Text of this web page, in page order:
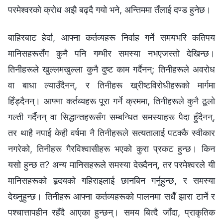
परमेश्‍वरको क्रोध अझै बढ्दै गयो भने, अन्तिममा तँलाई दण्ड हुनेछ।
बाहिरबाट हेर्दा, आफ्ना कर्तव्यहरू निर्वाह गर्ने समयभरि कतिपय
मानिसहरूसँग कुनै पनि गम्भीर समस्या नभएजस्तो देखिन्छ।
तिनीहरूले खुल्लमखुल्ला कुनै दुष्ट काम गर्दैनन्; तिनीहरूले अवरोध
वा बाधा ल्याउँदैनन्, र तिनीहरू ख्रीष्टविरोधीहरूको मार्गमा
हिँड्दैनन्। आफ्ना कर्तव्यहरू पूरा गर्ने क्रममा, तिनीहरूले कुनै ठूलो
गल्ती गर्दैनन् वा सिद्धान्तहरूसँग सम्‍बन्धित समस्याहरू पैदा हुँदैनन्,
तर थाहै नपाई केही वर्षमा नै तिनीहरूले सत्यतालाई पटक्‍कै स्वीकार
नगरेको, तिनीहरू गैरविश्‍वासीहरू भएको कुरा प्रकट हुन्छ। किन
यसो हुन्छ त? अन्य मानिसहरूले समस्या देख्दैनन्, तर परमेश्‍वरले यी
मानिसहरूको हृदयको गहिराइलाई छानबिन गर्नुहुन्छ, र समस्या
देख्‍नुहुन्छ। तिनीहरू आफ्ना कर्तव्यहरूको पालनमा सधैँ झारा टार्ने र
पश्‍चात्तापहीन रहँदै आएका हुन्छन्। समय बित्दै जाँदा, प्राकृतिक